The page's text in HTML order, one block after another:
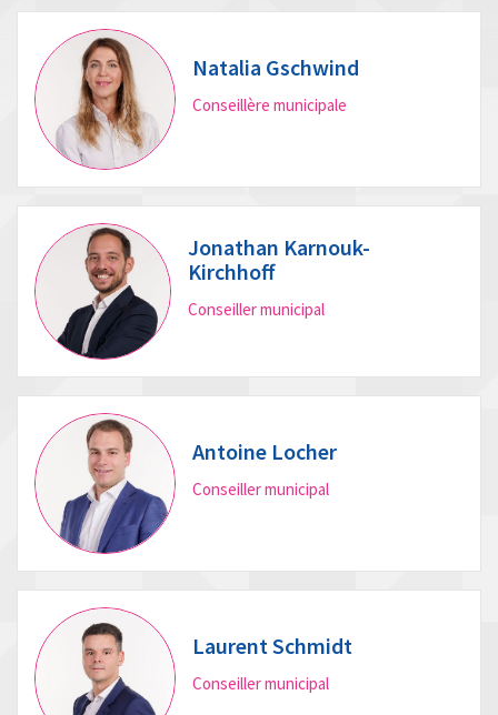
Natalia Gschwind
Conseillère municipale
Jonathan Karnouk-
Kirchhoff
Conseiller municipal
Antoine Locher
Conseiller municipal
Laurent Schmidt
Conseiller municipal